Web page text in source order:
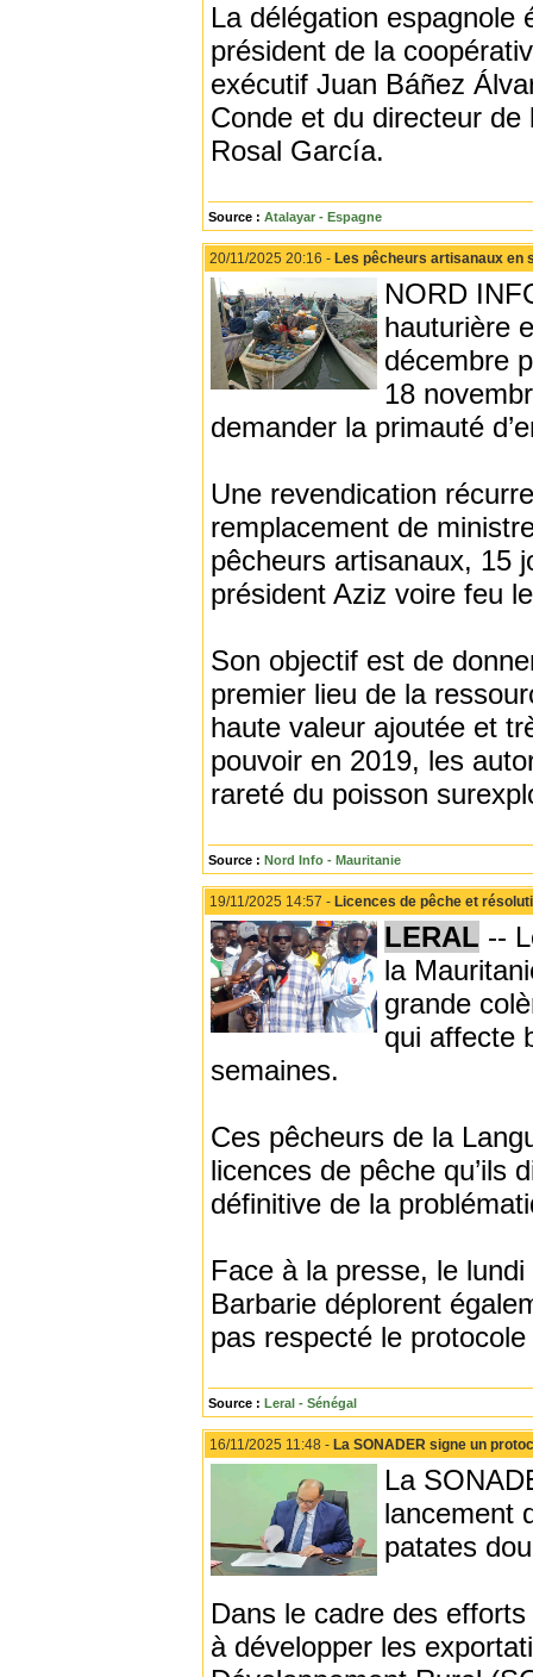
La délégation
président de la
exécutif Juan Báñez
Conde et du directeur
Rosal García.
Source : Atalayar - Espagne
20/11/2025 20:16 - Les pêcheurs artisanaux en
NORD
hauturière
décembre
18
demander la primauté
Une revendication
remplacement de
pêcheurs artisanaux, 15
président Aziz voire feu
Son objectif est de
premier lieu de la
haute valeur ajoutée et
pouvoir en 2019, les
rareté du poisson
Source : Nord Info - Mauritanie
19/11/2025 14:57 - Licences de pêche et
LERAL --
la
grande
qui affecte
semaines.
Ces pêcheurs de la
licences de pêche qu’ils
définitive de la
Face à la presse, le
Barbarie déplorent
pas respecté le
Source : Leral - Sénégal
16/11/2025 11:48 - La SONADER signe un
La
lancement
patates
Dans le cadre des
à développer les